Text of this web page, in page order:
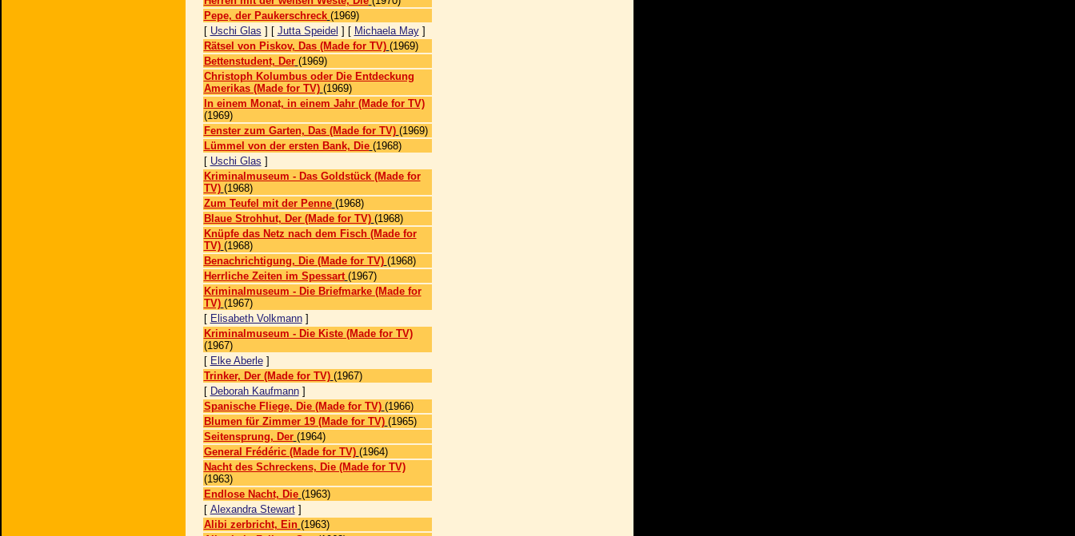
Pepe, der Paukerschreck (1969)
[ Uschi Glas ] [ Jutta Speidel ] [ Michaela May]
Rätsel von Piskov, Das (Made for TV) (1969)
Bettenstudent, Der (1969)
Christoph Kolumbus oder Die Entdeckung
Amerikas (Made for TV) (1969)
In einem Monat, in einem Jahr (Made for TV)
(1969)
Fenster zum Garten, Das (Made for TV) (1969)
Lümmel von der ersten Bank, Die (1968)
[ Uschi Glas ]
Kriminalmuseum - Das Goldstück (Made for
TV) (1968)
Zum Teufel mit der Penne (1968)
Blaue Strohhut, Der (Made for TV) (1968)
Knüpfe das Netz nach dem Fisch (Made for
TV) (1968)
Benachrichtigung, Die (Made for TV) (1968)
Herrliche Zeiten im Spessart (1967)
Kriminalmuseum - Die Briefmarke (Made for
TV) (1967)
[ Elisabeth Volkmann]
Kriminalmuseum - Die Kiste (Made for TV)
(1967)
[ Elke Aberle]
Trinker, Der (Made for TV) (1967)
[ Deborah Kaufmann]
Spanische Fliege, Die (Made for TV) (1966)
Blumen für Zimmer 19 (Made for TV) (1965)
Seitensprung, Der (1964)
General Frédéric (Made for TV) (1964)
Nacht des Schreckens, Die (Made for TV)
(1963)
Endlose Nacht, Die (1963)
[ Alexandra Stewart]
Alibi zerbricht, Ein (1963)